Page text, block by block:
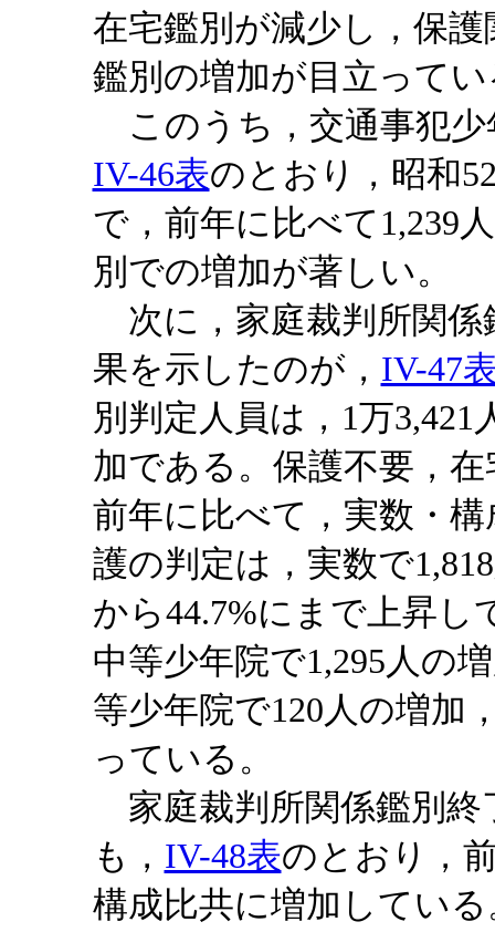
在宅鑑別が減少し，保
鑑別の増加が目立って
このうち，交通事犯少
IV-46表のとおり，昭和
で，前年に比べて1,239
別での増加が著しい。
次に，家庭裁判所関係
果を示したのが， IV-47
別判定人員は，1万
加である。保護不要，
前年に比べて，実数・
護の判定は，実数で
から44.7%にまで上昇
中等少年院で1,295人の
等少年院で120人の増加
っている。
家庭裁判所関係鑑別終
も， IV-48表のとおり，
構成比共に増加してい